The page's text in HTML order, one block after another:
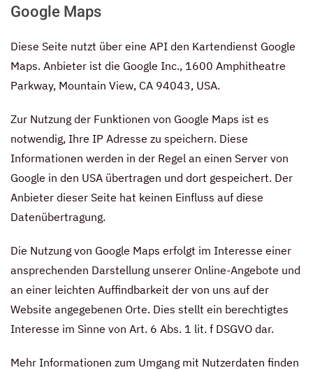
Google Maps
Diese Seite nutzt über eine API den Kartendienst Google
Maps. Anbieter ist die Google Inc., 1600 Amphitheatre
Parkway, Mountain View, CA 94043, USA.
Zur Nutzung der Funktionen von Google Maps ist es
notwendig, Ihre IP Adresse zu speichern. Diese
Informationen werden in der Regel an einen Server von
Google in den USA übertragen und dort gespeichert. Der
Anbieter dieser Seite hat keinen Einfluss auf diese
Datenübertragung.
Die Nutzung von Google Maps erfolgt im Interesse einer
ansprechenden Darstellung unserer Online-Angebote und
an einer leichten Auffindbarkeit der von uns auf der
Website angegebenen Orte. Dies stellt ein berechtigtes
Interesse im Sinne von Art. 6 Abs. 1 lit. f DSGVO dar.
Mehr Informationen zum Umgang mit Nutzerdaten finden